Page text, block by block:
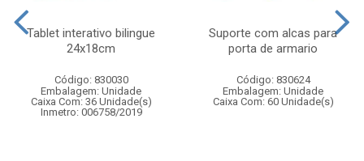
Tablet interativo bilingue
24x18cm
Código: 830030
Embalagem: Unidade
Caixa Com: 36 Unidade(s)
Inmetro: 006758/2019
Suporte com alcas para
porta de armario
Código: 830624
Embalagem: Unidade
Caixa Com: 60 Unidade(s)